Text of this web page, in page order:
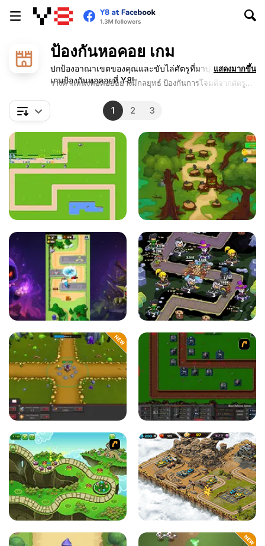
ป้องกันหอคอย เกม
ปกป้องอาณาเขตของคุณและขับไล่ศัตรูที่มาบุกโจมตีได้ใน
เกมป้องกันหอคอยที่ Y8!
วางตำแหน่งหอคอยอย่างมีกลยุทธ์ ป้องกันการโจมตีจากศัตรู
แสดงมากขึ้น
1 2 3